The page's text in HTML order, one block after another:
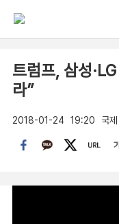
트럼프, 삼성
라”
2018-01-24 19:20 국제